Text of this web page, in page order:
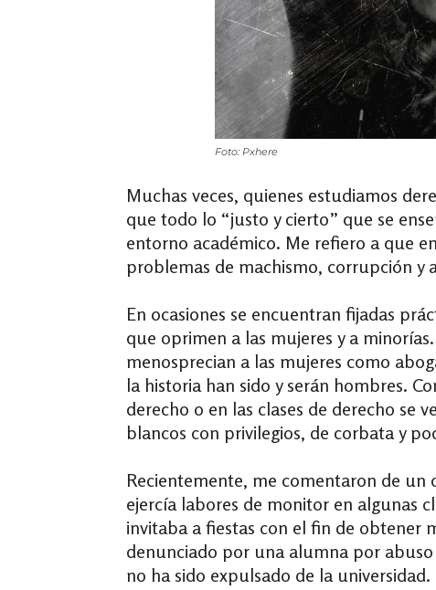
Foto: Pxhere
Muchas veces, quienes estudiamos
que todo lo “justo y cierto” que se
entorno académico. Me refiero a que
problemas de machismo, corrupción y
En ocasiones se encuentran fijadas
que oprimen a las mujeres y a
menosprecian a las mujeres como
la historia han sido y serán hombres.
derecho o en las clases de derecho se
blancos con privilegios, de corbata y
Recientemente, me comentaron de un
ejercía labores de monitor en algunas
invitaba a fiestas con el fin de obtener
denunciado por una alumna por
no ha sido expulsado de la universidad.